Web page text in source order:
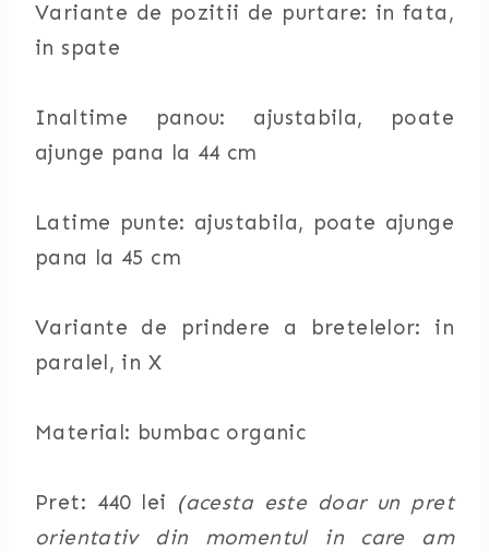
Variante de pozitii de purtare: in fata,
in spate
Inaltime panou: ajustabila, poate
ajunge pana la 44 cm
Latime punte: ajustabila, poate ajunge
pana la 45 cm
Variante de prindere a bretelelor: in
paralel, in X
Material: bumbac organic
Pret: 440 lei (acesta este doar un pret
orientativ din momentul in care am